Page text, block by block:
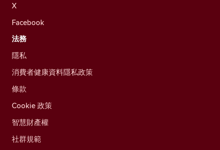
X
Facebook
法務
隱私
消費者健康資料隱私政策
條款
Cookie 政策
智慧財產權
社群規範